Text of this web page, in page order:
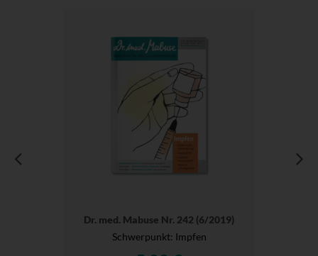
Dr. med. Mabuse Nr. 242 (6/2019)
Schwerpunkt: Impfen